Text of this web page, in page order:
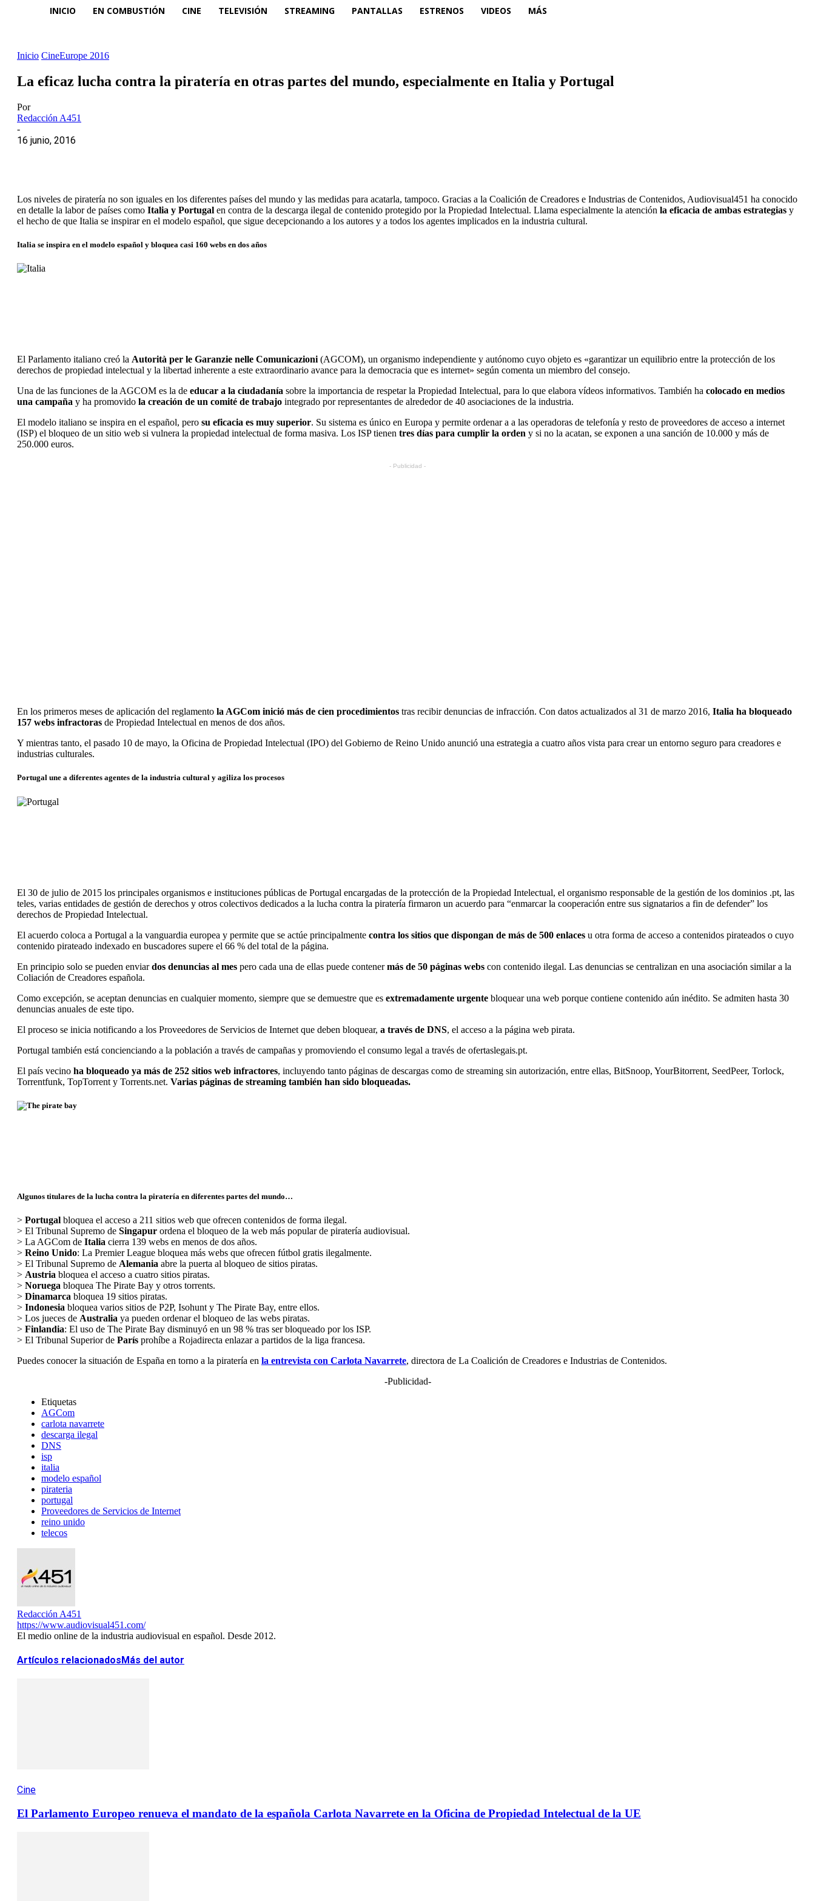
INICIO EN COMBUSTIÓN CINE TELEVISIÓN STREAMING PANTALLAS ESTRENOS VIDEOS MÁS
Inicio CineEurope 2016
La eficaz lucha contra la piratería en otras partes del mundo, especialmente en Italia y Portugal
Por
Redacción A451
-
16 junio, 2016
Los niveles de piratería no son iguales en los diferentes países del mundo y las medidas para acatarla, tampoco. Gracias a la Coalición de Creadores e Industrias de Contenidos, Audiovisual451 ha conocido
en detalle la labor de países como Italia y Portugal en contra de la descarga ilegal de contenido protegido por la Propiedad Intelectual. Llama especialmente la atención la eficacia de ambas estrategias y
el hecho de que Italia se inspirar en el modelo español, que sigue decepcionando a los autores y a todos los agentes implicados en la industria cultural.
Italia se inspira en el modelo español y bloquea casi 160 webs en dos años
El Parlamento italiano creó la Autorità per le Garanzie nelle Comunicazioni (AGCOM), un organismo independiente y autónomo cuyo objeto es «garantizar un equilibrio entre la protección de los
derechos de propiedad intelectual y la libertad inherente a este extraordinario avance para la democracia que es internet» según comenta un miembro del consejo.
Una de las funciones de la AGCOM es la de educar a la ciudadanía sobre la importancia de respetar la Propiedad Intelectual, para lo que elabora vídeos informativos. También ha colocado en medios
una campaña y ha promovido la creación de un comité de trabajo integrado por representantes de alrededor de 40 asociaciones de la industria.
El modelo italiano se inspira en el español, pero su eficacia es muy superior. Su sistema es único en Europa y permite ordenar a a las operadoras de telefonía y resto de proveedores de acceso a internet
(ISP) el bloqueo de un sitio web si vulnera la propiedad intelectual de forma masiva. Los ISP tienen tres días para cumplir la orden y si no la acatan, se exponen a una sanción de 10.000 y más de
250.000 euros.
- Publicidad -
En los primeros meses de aplicación del reglamento la AGCom inició más de cien procedimientos tras recibir denuncias de infracción. Con datos actualizados al 31 de marzo 2016, Italia ha bloqueado
157 webs infractoras de Propiedad Intelectual en menos de dos años.
Y mientras tanto, el pasado 10 de mayo, la Oficina de Propiedad Intelectual (IPO) del Gobierno de Reino Unido anunció una estrategia a cuatro años vista para crear un entorno seguro para creadores e
industrias culturales.
Portugal une a diferentes agentes de la industria cultural y agiliza los procesos
El 30 de julio de 2015 los principales organismos e instituciones públicas de Portugal encargadas de la protección de la Propiedad Intelectual, el organismo responsable de la gestión de los dominios .pt, las
teles, varias entidades de gestión de derechos y otros colectivos dedicados a la lucha contra la piratería firmaron un acuerdo para “enmarcar la cooperación entre sus signatarios a fin de defender” los
derechos de Propiedad Intelectual.
El acuerdo coloca a Portugal a la vanguardia europea y permite que se actúe principalmente contra los sitios que dispongan de más de 500 enlaces u otra forma de acceso a contenidos pirateados o cuyo
contenido pirateado indexado en buscadores supere el 66 % del total de la página.
En principio solo se pueden enviardos denuncias al mes pero cada una de ellas puede contenermás de 50 páginas webs con contenido ilegal. Las denuncias se centralizan en una asociación similar a la
Coliación de Creadores española.
Como excepción, se aceptan denuncias en cualquier momento, siempre que se demuestre que es extremadamente urgente bloquear una web porque contiene contenido aún inédito. Se admiten hasta 30
denuncias anuales de este tipo.
El proceso se inicia notificando a los Proveedores de Servicios de Internet que deben bloquear, a través de DNS, el acceso a la página web pirata.
Portugal también está concienciando a la población a través de campañas y promoviendo el consumo legal a través de ofertaslegais.pt.
El país vecino ha bloqueado ya más de 252 sitios web infractores, incluyendo tanto páginas de descargas como de streaming sin autorización, entre ellas, BitSnoop, YourBitorrent, SeedPeer, Torlock,
Torrentfunk, TopTorrent y Torrents.net. Varias páginas de streaming también han sido bloqueadas.
Algunos titulares de la lucha contra la piratería en diferentes partes del mundo…
> Portugal bloquea el acceso a 211 sitios web que ofrecen contenidos de forma ilegal.
> El Tribunal Supremo de Singapur ordena el bloqueo de la web más popular de piratería audiovisual.
> La AGCom de Italia cierra 139 webs en menos de dos años.
> Reino Unido: La Premier League bloquea más webs que ofrecen fútbol gratis ilegalmente.
> El Tribunal Supremo de Alemania abre la puerta al bloqueo de sitios piratas.
> Austria bloquea el acceso a cuatro sitios piratas.
> Noruega bloquea The Pirate Bay y otros torrents.
> Dinamarca bloquea 19 sitios piratas.
> Indonesia bloquea varios sitios de P2P, Isohunt y The Pirate Bay, entre ellos.
> Los jueces de Australia ya pueden ordenar el bloqueo de las webs piratas.
> Finlandia: El uso de The Pirate Bay disminuyó en un 98 % tras ser bloqueado por los ISP.
> El Tribunal Superior de París prohíbe a Rojadirecta enlazar a partidos de la liga francesa.
Puedes conocer la situación de España en torno a la piratería en la entrevista con Carlota Navarrete, directora de La Coalición de Creadores e Industrias de Contenidos.
-Publicidad-
Etiquetas
AGCom
carlota navarrete
descarga ilegal
DNS
isp
italia
modelo español
pirateria
portugal
Proveedores de Servicios de Internet
reino unido
telecos
Redacción A451
https://www.audiovisual451.com/
El medio online de la industria audiovisual en español. Desde 2012.
Artículos relacionados Más del autor
Cine
El Parlamento Europeo renueva el mandato de la española Carlota Navarrete en la Oficina de Propiedad Intelectual de la UE